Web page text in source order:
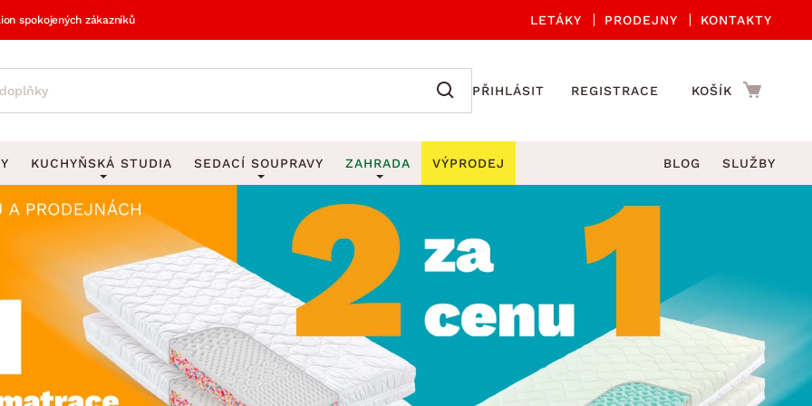
spokojených zákazníků LETÁKY PRODEJNY KONTAKTY
PŘIHLÁSIT REGISTRACE KOŠÍK
DEKORACE
Obrazy
Zrcadla
Hodiny
Vázy
Zobrazit vše
UKLÁDÁNÍ A ORGANIZACE
Věšáky na klíče
Stojany na deštníky
Stojany na noviny
Stojany na oblečení
Zobrazit vše
DROBNÉ BYTOVÉ DOPLŇKY
Kuchyňské příslušenství
Zahradní doplňky
KUCHYŇSKÁ STUDIA SEDACÍ SOUPRAVY
Sedací soupravy do U
Rohové sedací soupravy
Sedací soupravy 3-2-1
Sedací soupravy na míru
ZAHRADA
Zahradní židle a křesla
Zahradní stoly
Zahradní houpačky
Zahradní lehátka
VÝPRODEJ BLOG SLUŽBY